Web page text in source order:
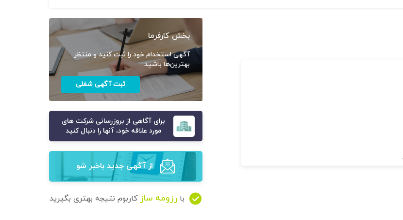
بخش کارفرما
آگهی استخدام خود را ثبت کنید و منتظر
بهترین‌ها باشید
ثبت آگهی شغلی
برای آگاهی از بروزرسانی شرکت های
مورد علاقه خود، آنها را دنبال کنید
از آگهی‌ جدید باخبر شو
با رزومه ساز کاربوم نتیجه بهتری بگیرید